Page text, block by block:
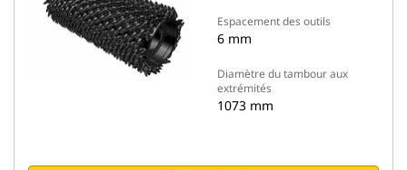
Espacement des outils
6 mm
Diamètre du tambour aux
extrémités
1073 mm